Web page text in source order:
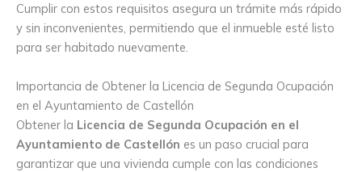
Cumplir con estos requisitos asegura un trámite más rápido
y sin inconvenientes, permitiendo que el inmueble esté listo
para ser habitado nuevamente.
Importancia de Obtener la Licencia de Segunda Ocupación
en el Ayuntamiento de Castellón
Obtener la Licencia de Segunda Ocupación en el
Ayuntamiento de Castellón es un paso crucial para
garantizar que una vivienda cumple con las condiciones